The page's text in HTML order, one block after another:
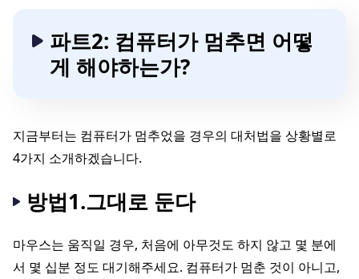
파트2: 컴퓨터가 멈추면 어떻
게 해야하는가?
지금부터는 컴퓨터가 멈추었을 경우의 대처법을 상황별로
4가지 소개하겠습니다.
방법1.그대로 둔다
마우스는 움직일 경우, 처음에 아무것도 하지 않고 몇 분에
서 몇 십분 정도 대기해주세요. 컴퓨터가 멈춘 것이 아니고,